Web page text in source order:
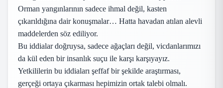
Orman yangınlarının sadece ihmal değil, kasten
çıkarıldığına dair konuşmalar… Hatta havadan atılan alevli
maddelerden söz ediliyor.
Bu iddialar doğruysa, sadece ağaçları değil, vicdanlarımızı
da kül eden bir insanlık suçu ile karşı karşıyayız.
Yetkililerin bu iddiaları şeffaf bir şekilde araştırması,
gerçeği ortaya çıkarması hepimizin ortak talebi olmalı.